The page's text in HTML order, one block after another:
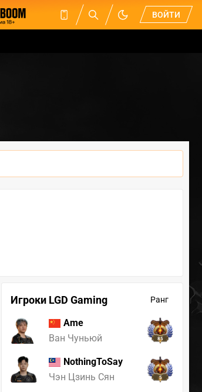
ВОЙТИ
Игроки LGD Gaming Ранг
Ame
Ван Чуньюй
85
NothingToSay
Чэн Цзинь Сян
5